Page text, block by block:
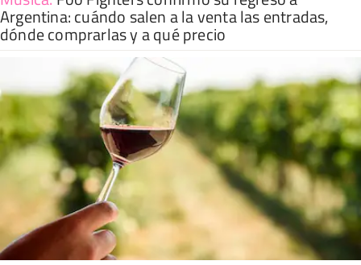
Argentina: cuándo salen a la venta las entradas,
dónde comprarlas y a qué precio